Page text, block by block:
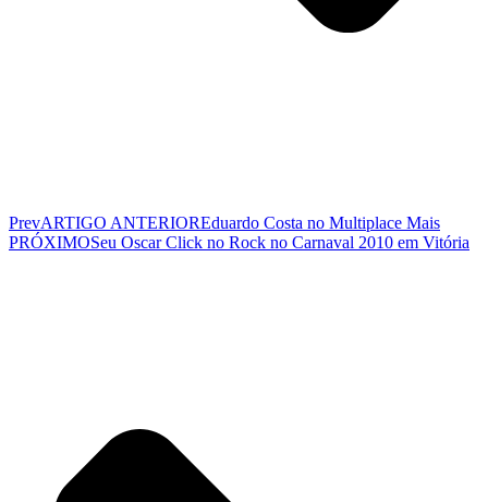
PrevARTIGO ANTERIOREduardo Costa no Multiplace Mais
PRÓXIMOSeu Oscar Click no Rock no Carnaval 2010 em Vitória